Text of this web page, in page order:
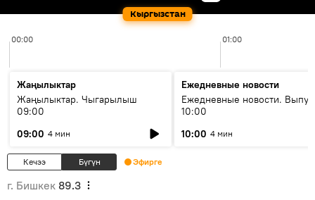
Кыргызстан
00:00 01:00
Жаңылыктар
Жаңылыктар. Чыгарылыш
09:00
09:00 4 мин
Ежедневные новости
Ежедневные новости.
10:00
10:00 4 мин
Кечээ Бүгүн Эфирге
г. Бишкек 89.3